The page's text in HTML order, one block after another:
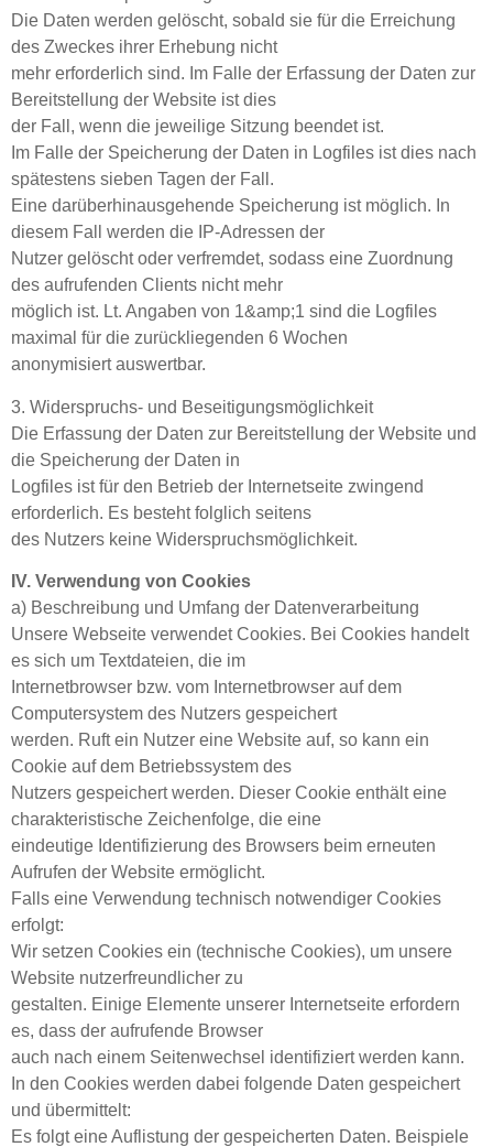
Die Daten werden gelöscht, sobald sie für die Erreichung
des Zweckes ihrer Erhebung nicht
mehr erforderlich sind. Im Falle der Erfassung der Daten zur
Bereitstellung der Website ist dies
der Fall, wenn die jeweilige Sitzung beendet ist.
Im Falle der Speicherung der Daten in Logfiles ist dies nach
spätestens sieben Tagen der Fall.
Eine darüberhinausgehende Speicherung ist möglich. In
diesem Fall werden die IP-Adressen der
Nutzer gelöscht oder verfremdet, sodass eine Zuordnung
des aufrufenden Clients nicht mehr
möglich ist. Lt. Angaben von 1&amp;1 sind die Logfiles
maximal für die zurückliegenden 6 Wochen
anonymisiert auswertbar.
3. Widerspruchs- und Beseitigungsmöglichkeit
Die Erfassung der Daten zur Bereitstellung der Website und
die Speicherung der Daten in
Logfiles ist für den Betrieb der Internetseite zwingend
erforderlich. Es besteht folglich seitens
des Nutzers keine Widerspruchsmöglichkeit.
IV. Verwendung von Cookies
a) Beschreibung und Umfang der Datenverarbeitung
Unsere Webseite verwendet Cookies. Bei Cookies handelt
es sich um Textdateien, die im
Internetbrowser bzw. vom Internetbrowser auf dem
Computersystem des Nutzers gespeichert
werden. Ruft ein Nutzer eine Website auf, so kann ein
Cookie auf dem Betriebssystem des
Nutzers gespeichert werden. Dieser Cookie enthält eine
charakteristische Zeichenfolge, die eine
eindeutige Identifizierung des Browsers beim erneuten
Aufrufen der Website ermöglicht.
Falls eine Verwendung technisch notwendiger Cookies
erfolgt:
Wir setzen Cookies ein (technische Cookies), um unsere
Website nutzerfreundlicher zu
gestalten. Einige Elemente unserer Internetseite erfordern
es, dass der aufrufende Browser
auch nach einem Seitenwechsel identifiziert werden kann.
In den Cookies werden dabei folgende Daten gespeichert
und übermittelt:
Es folgt eine Auflistung der gespeicherten Daten. Beispiele